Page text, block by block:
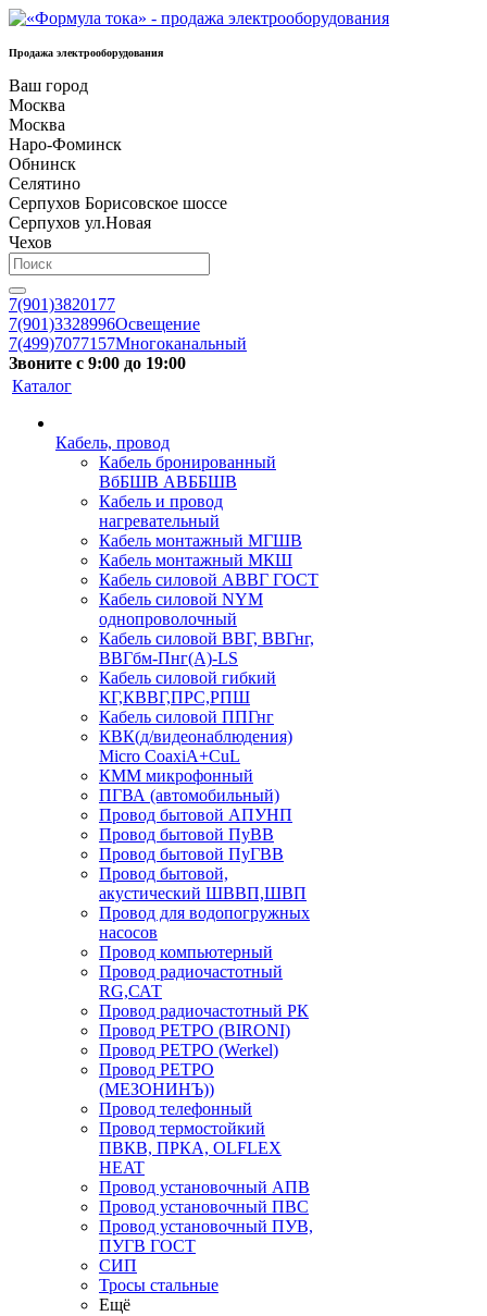
Продажа электрооборудования
Ваш город
Москва
Москва
Наро-Фоминск
Обнинск
Селятино
Серпухов Борисовское шоссе
Серпухов ул.Новая
Чехов
7(901)3820177
7(901)3328996Освещение
7(499)7077157Многоканальный
Звоните с 9:00 до 19:00
Каталог
Кабель, провод
Кабель бронированный
ВбБШВ АВББШВ
Кабель и провод
нагревательный
Кабель монтажный МГШВ
Кабель монтажный МКШ
Кабель силовой АВВГ ГОСТ
Кабель силовой NYM
однопроволочный
Кабель силовой ВВГ, ВВГнг,
ВВГбм-Пнг(А)-LS
Кабель силовой гибкий
КГ,КВВГ,ПРС,РПШ
Кабель силовой ППГнг
КВК(д/видеонаблюдения)
Micro CoaxiA+CuL
КММ микрофонный
ПГВА (автомобильный)
Провод бытовой АПУНП
Провод бытовой ПуВВ
Провод бытовой ПуГВВ
Провод бытовой,
акустический ШВВП,ШВП
Провод для водопогружных
насосов
Провод компьютерный
Провод радиочастотный
RG,САТ
Провод радиочастотный РК
Провод РЕТРО (BIRONI)
Провод РЕТРО (Werkel)
Провод РЕТРО
(МЕЗОНИНЪ))
Провод телефонный
Провод термостойкий
ПВКВ, ПРКА, OLFLEX
HEAT
Провод установочный АПВ
Провод установочный ПВС
Провод установочный ПУВ,
ПУГВ ГОСТ
СИП
Тросы стальные
Ещё